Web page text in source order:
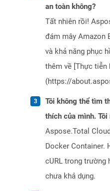
an toàn không?
Tất nhiên rồi!
đám mây Amazon
và khả năng phục
thêm về [Thực tiễn
(https://
Tôi không thể tìm
thích của mình. Tôi
Aspose.Total
Docker Container.
cURL trong trường
chưa khả dụng.